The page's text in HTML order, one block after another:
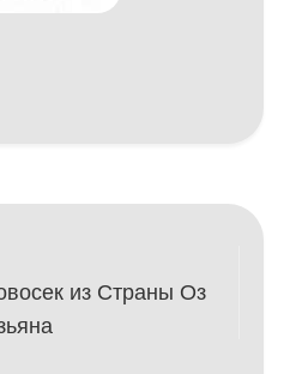
из Страны Оз